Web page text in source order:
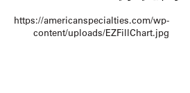
https://americanspecialties.com/wp-
content/uploads/EZFillChart.jpg